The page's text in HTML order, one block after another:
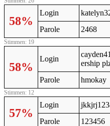
58%
Login
Parole
2468
Stimmen: 19
58%
Login
ership
Parole
hmokay
Stimmen: 12
57%
Login
Parole
123456